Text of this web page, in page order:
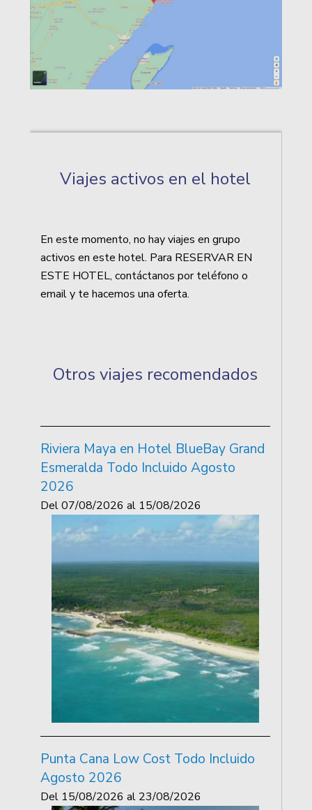
Viajes activos en el hotel
En este momento, no hay viajes en grupo
activos en este hotel. Para RESERVAR EN
ESTE HOTEL, contáctanos por teléfono o
email y te hacemos una oferta.
Otros viajes recomendados
Riviera Maya en Hotel BlueBay Grand
Esmeralda Todo Incluido Agosto
2026
Del07/08/2026 al 15/08/2026
Punta Cana Low Cost Todo Incluido
Agosto 2026
Del 15/08/2026 al 23/08/2026